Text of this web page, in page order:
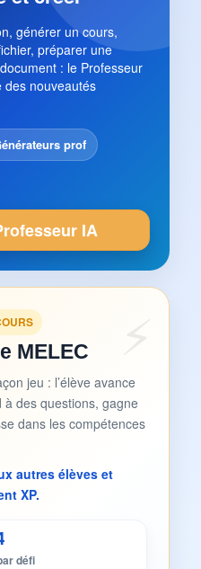
générer un cours,
préparer une
: le Professeur
des nouveautés
prof
IA
MELEC
jeu : l’élève avance
des questions, gagne
dans les compétences
autres élèves et
XP.
défi